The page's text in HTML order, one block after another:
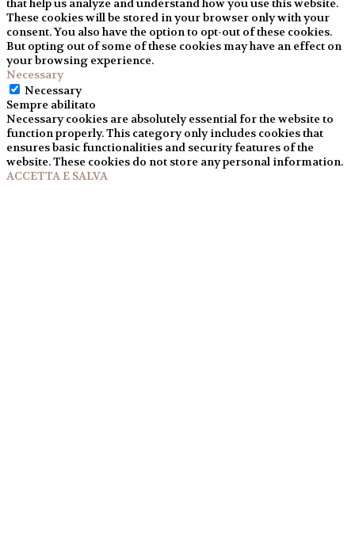
that help us analyze and understand how you use this website.
These cookies will be stored in your browser only with your
consent. You also have the option to opt-out of these cookies.
But opting out of some of these cookies may have an effect on
your browsing experience.
Necessary
Necessary
Sempre abilitato
Necessary cookies are absolutely essential for the website to
function properly. This category only includes cookies that
ensures basic functionalities and security features of the
website. These cookies do not store any personal information.
ACCETTA E SALVA